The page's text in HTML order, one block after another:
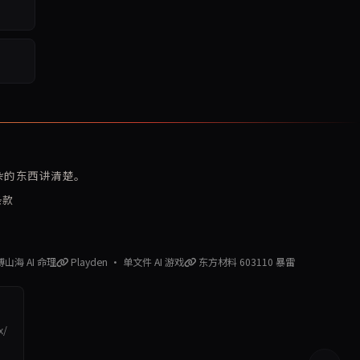
东西讲清楚。
海 AI 命理 Playden · 单文件 AI 游戏 东方材料 603110 暴雷